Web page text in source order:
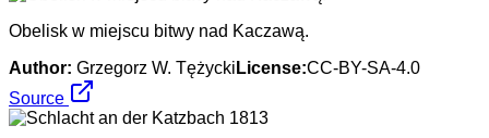
Obelisk w miejscu bitwy nad Kaczawą.
Author: Grzegorz W. Tężycki License:CC-BY-SA-4.0
Source